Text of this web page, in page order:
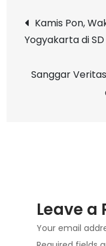
Branding:
Kolaborasi
Joannes
Post
Kamis Pon,
Yogyakarta di
Sanggar
Leave a
Your email